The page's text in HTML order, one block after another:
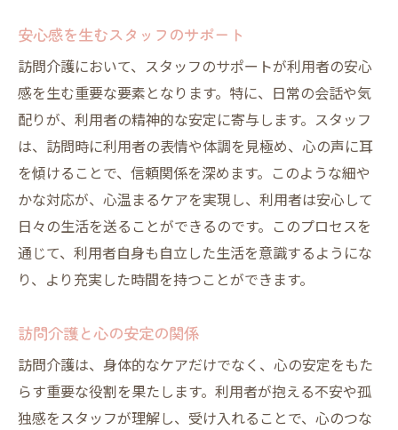
安心感を生むスタッフのサポート
訪問介護において、スタッフのサポートが利用者の安心
感を生む重要な要素となります。特に、日常の会話や気
配りが、利用者の精神的な安定に寄与します。スタッフ
は、訪問時に利用者の表情や体調を見極め、心の声に耳
を傾けることで、信頼関係を深めます。このような細や
かな対応が、心温まるケアを実現し、利用者は安心して
日々の生活を送ることができるのです。このプロセスを
通じて、利用者自身も自立した生活を意識するようにな
り、より充実した時間を持つことができます。
訪問介護と心の安定の関係
訪問介護は、身体的なケアだけでなく、心の安定をもた
らす重要な役割を果たします。利用者が抱える不安や孤
独感をスタッフが理解し、受け入れることで、心のつな